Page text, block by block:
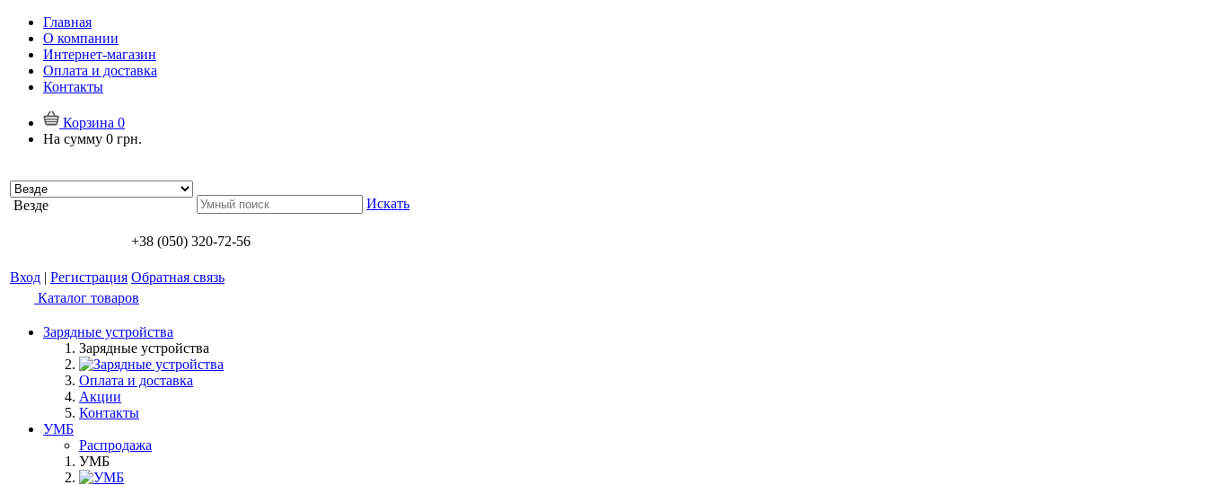
Главная
О компании
Интернет-магазин
Оплата и доставка
Контакты
Корзина 0
На сумму 0 грн.
Везде Искать
+38 (050) 320-72-56
Вход | Регистрация Обратная связь
Каталог товаров
Зарядные устройства
Зарядные устройства
Оплата и доставка
Акции
Контакты
УМБ
Распродажа
УМБ